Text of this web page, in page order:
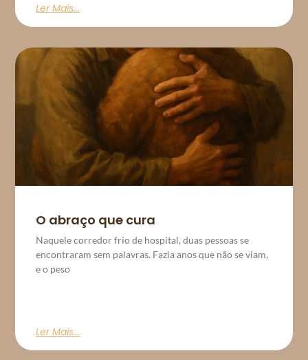
Ler Mais...
O abraço que cura
Naquele corredor frio de hospital, duas pessoas se
encontraram sem palavras. Fazia anos que não se viam,
e o peso
Ler Mais...